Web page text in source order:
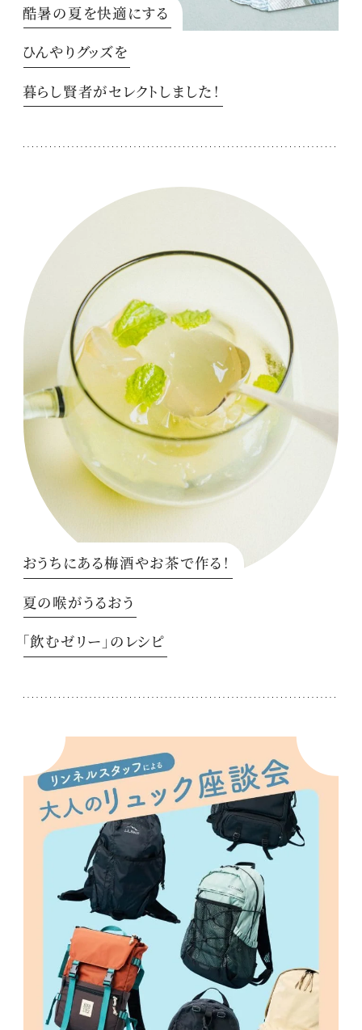
酷暑の夏を快適にする
ひんやりグッズを
暮らし賢者がセレクトしました！
おうちにある梅酒やお茶で作る！
夏の喉がうるおう
「飲むゼリー」のレシピ